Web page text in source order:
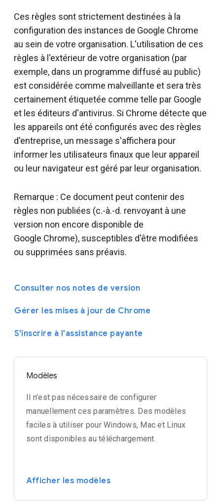
Ces règles sont strictement destinées à la
configuration des instances de Google Chrome
au sein de votre organisation. L'utilisation de ces
règles à l'extérieur de votre organisation (par
exemple, dans un programme diffusé au public)
est considérée comme malveillante et sera très
certainement étiquetée comme telle par Google
et les éditeurs d'antivirus. Si Chrome détecte que
les appareils ont été configurés avec des règles
d'entreprise, un message s'affichera pour
informer les utilisateurs finaux que leur appareil
ou leur navigateur est géré par leur organisation.
Remarque : Ce document peut contenir des
règles non publiées (c.-à.-d. renvoyant à une
version non encore disponible de
Google Chrome), susceptibles d'être modifiées
ou supprimées sans préavis.
Consulter nos notes de version
Gérer les mises à jour de Chrome
S'inscrire à l'assistance payante
Modèles
Il n'est pas nécessaire de configurer
manuellement ces paramètres. Des modèles
faciles à utiliser pour Windows, Mac et Linux
sont disponibles au téléchargement.
Afficher les modèles